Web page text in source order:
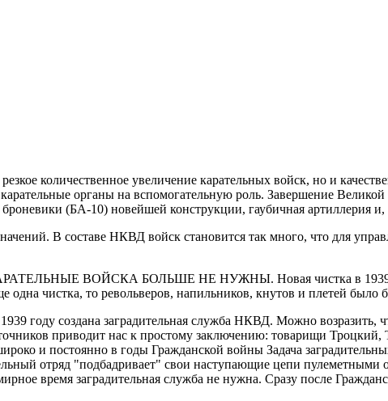
количественное увеличение карательных войск, но и
органы на вспомогательную роль. Завершение
(БА-10) новейшей конструкции, гаубичная артиллерия
В составе НКВД войск становится так много, что для
ВОЙСКА БОЛЬШЕ НЕ НУЖНЫ. Новая чистка в 1939 году
чистка, то револьверов, напильников, кнутов и плетей было
году создана заградительная служба НКВД. Можно возразить,
приводит нас к простому заключению: товарищи Троцкий,
и постоянно в годы Гражданской войны Задача
отряд "подбадривает" свои наступающие цепи пулеметными
время заградительная служба не нужна. Сразу после